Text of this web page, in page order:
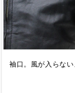
袖口。風が入らな